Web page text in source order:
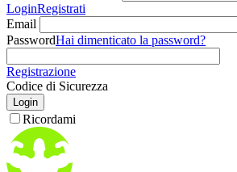
LoginRegistrati
Email
PasswordHai dimenticato la password?
Registrazione
Codice di Sicurezza
Login
Ricordami